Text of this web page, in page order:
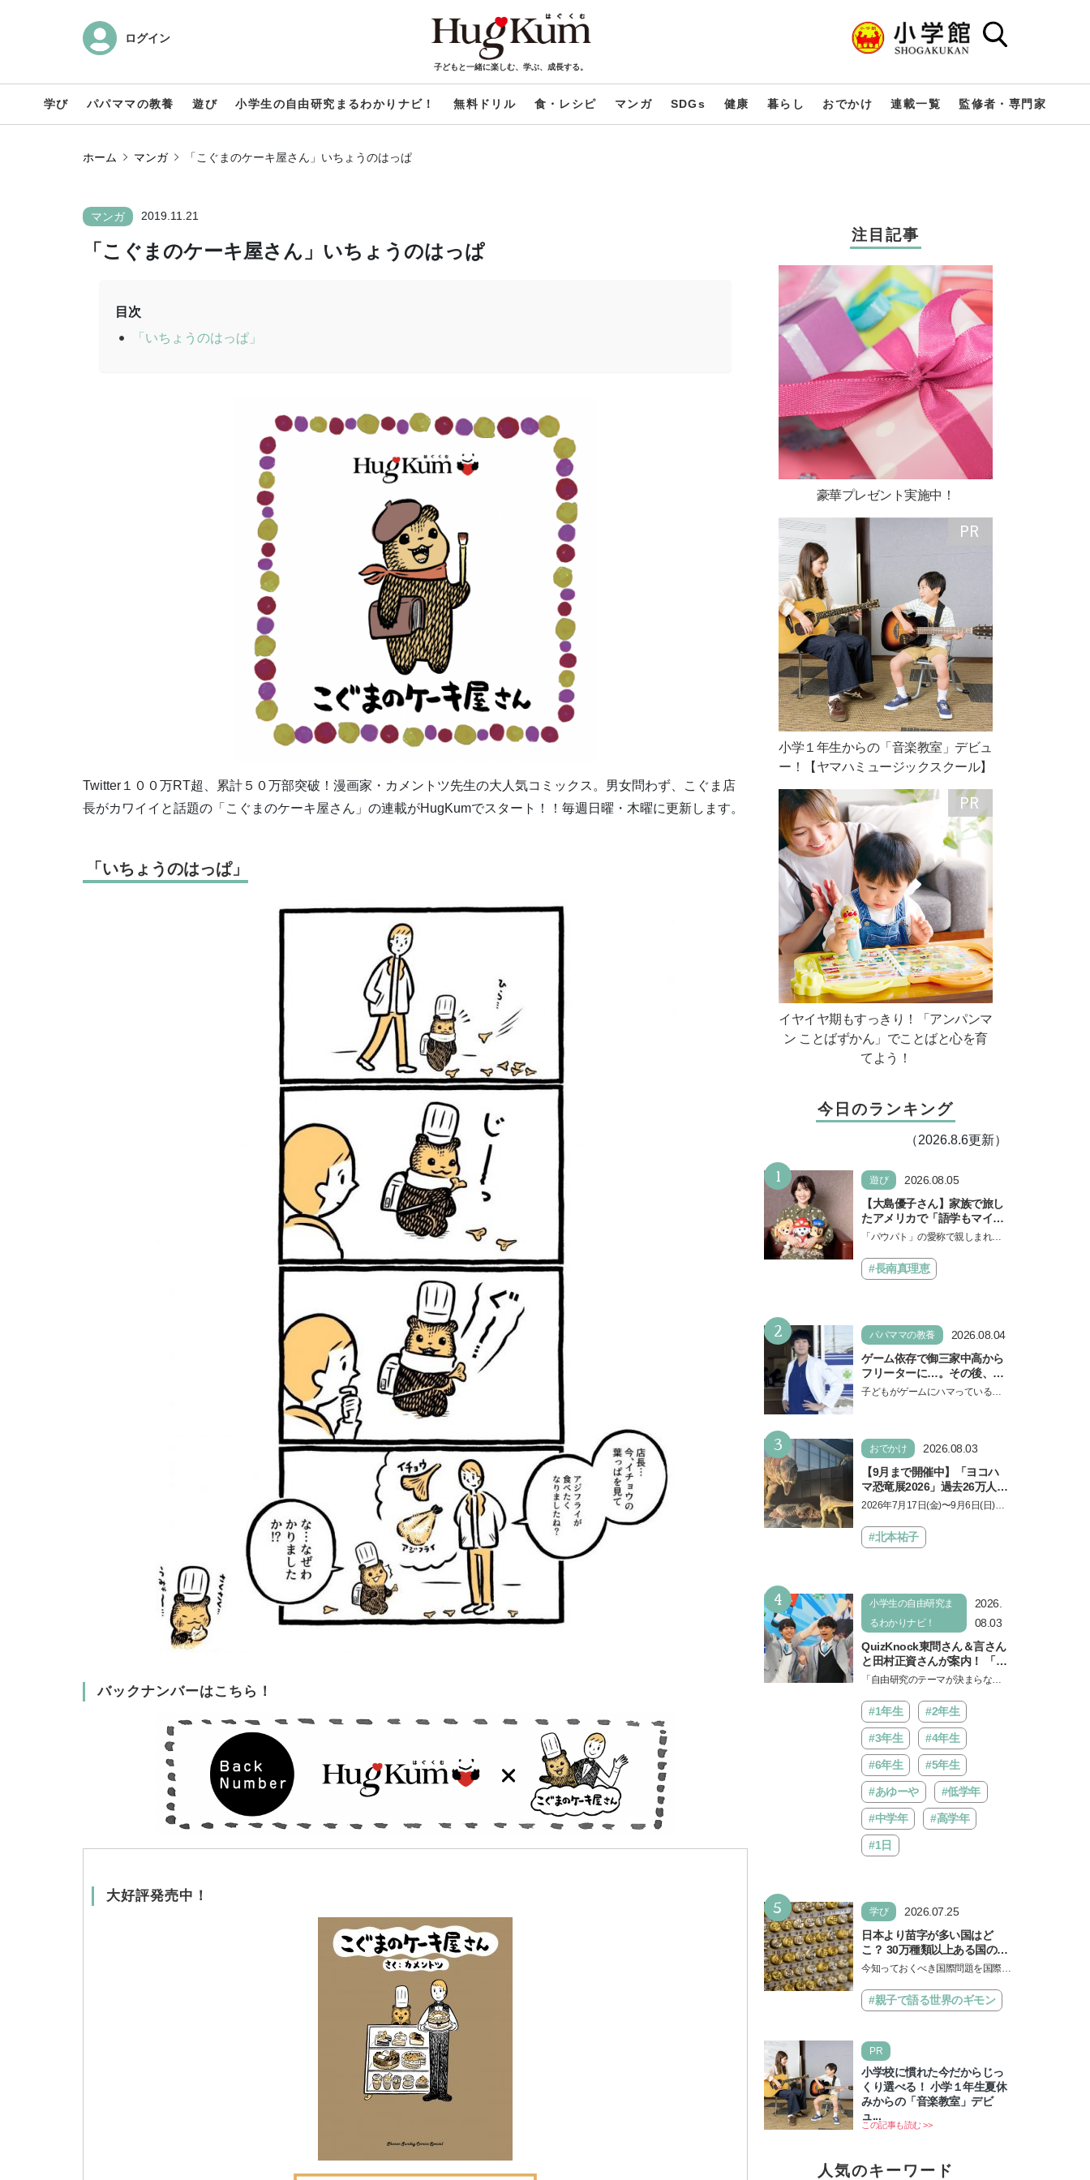
ログイン
子どもと一緒に楽しむ、学ぶ、成長する。
学び パパママの教養 遊び 小学生の自由研究まるわかりナビ！ 無料ドリル 食・レシピ マンガ SDGs 健康 暮らし おでかけ 連載一覧 監修者・専門家
ホーム マンガ 「こぐまのケーキ屋さん」いちょうのはっぱ
マンガ 2019.11.21
「こぐまのケーキ屋さん」いちょうのはっぱ
目次
「いちょうのはっぱ」
Twitter１００万RT超、累計５０万部突破！漫画家・カメントツ先生の大人気コミックス。男女問わず、こぐま店
長がカワイイと話題の「こぐまのケーキ屋さん」の連載がHugKumでスタート！！毎週日曜・木曜に更新します。
「いちょうのはっぱ」
バックナンバーはこちら！
大好評発売中！
注目記事
豪華プレゼント実施中！
小学１年生からの「音楽教室」デビュ
ー！【ヤマハミュージックスクール】
イヤイヤ期もすっきり！「アンパンマ
ン ことばずかん」でことばと心を育
てよう！
今日のランキング
（2026.8.6更新）
1 遊び
2026.08.05
【大島優子さん】家族で旅し
たアメリカで「語学もマイン
ドも！ 子どもの成長はすごか
『パウ・パトロール ザ・ダイ
ノ・ムービー』ではあきらめ
「パウパト」の愛称で親しまれる
の劇場版シリーズ第3弾、映画『パ
ウ・パトロール ザ…
#長南真理恵
2 パパママの教養
2026.08.04
ゲーム依存で御三家中高から
フリーターに…。その後、医
学部へ逆転合格した現役医師
子どもがゲームにハマっている
3 おでかけ
2026.08.03
【9月まで開催中】「ヨコハ
マ恐竜展2026」過去26万人を
動員した恐竜展が9年ぶりに
しむポイントを完全ガイド
2026年7月17日(金)〜9月6日(日)、
「ヨコハマ恐竜展2026〜恐竜の食
卓大図鑑〜」が開催…
#北本祐子
4
小学生の自由研究ま
るわかりナビ！
2026.
08.03
QuizKnock東問さん＆言さん
と田村正資さんが案内！ 「よ
みうりランド」で遊びながら
ントが開催
「自由研究のテーマが決まらな
ントをくれるイベントが、よみう
りランド「グッジョバ!!…
#1年生 #2年生
#3年生 #4年生
#6年生 #5年生
#あゆーや #低学年
#中学年 #高学年
#1日
5 学び
2026.07.25
日本より苗字が多い国はど
こ？ 30万種類以上ある国の理
由とは【親子で語る国際問
今知っておくべき国際問題を国際政
る「親子で語る国際問題」。今回
は、苗字の種類…
#親子で語る世界のギモン
PR
小学校に慣れた今だからじっ
くり選べる！ 小学１年生夏休
みからの「音楽教室」デビ
ュ...
この記事も読む >>
人気のキーワード